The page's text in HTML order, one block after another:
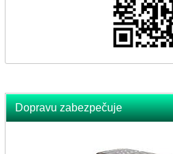
Dopravu zabezpečuje